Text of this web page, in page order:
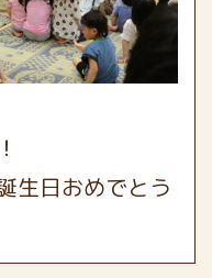
生日おめでとう